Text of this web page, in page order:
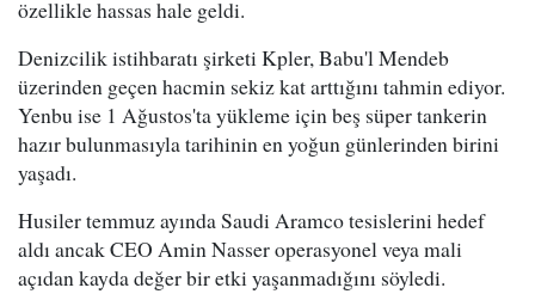
özellikle hassas hale geldi.
Denizcilik istihbaratı şirketi Kpler, Babu'l Mendeb
üzerinden geçen hacmin sekiz kat arttığını tahmin ediyor.
Yenbu ise 1 Ağustos'ta yükleme için beş süper tankerin
hazır bulunmasıyla tarihinin en yoğun günlerinden birini
yaşadı.
Husiler temmuz ayında Saudi Aramco tesislerini hedef
aldı ancak CEO Amin Nasser operasyonel veya mali
açıdan kayda değer bir etki yaşanmadığını söyledi.